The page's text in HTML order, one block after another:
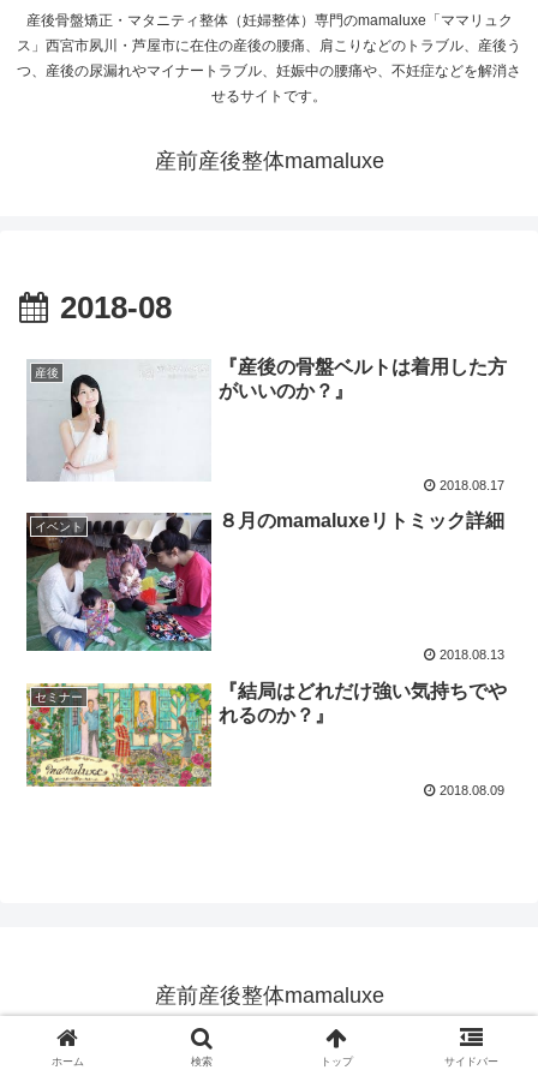
産後骨盤矯正・マタニティ整体（妊婦整体）専門のmamaluxe「ママリュク
ス」西宮市夙川・芦屋市に在住の産後の腰痛、肩こりなどのトラブル、産後う
つ、産後の尿漏れやマイナートラブル、妊娠中の腰痛や、不妊症などを解消さ
せるサイトです。
産前産後整体mamaluxe
2018-08
産後
『産後の骨盤ベルトは着用した方
がいいのか？』
2018.08.17
イベント ８月のmamaluxeリトミック詳細
2018.08.13
セミナー
『結局はどれだけ強い気持ちでや
れるのか？』
2018.08.09
産前産後整体mamaluxe
© 2015 産前産後整体mamaluxe.
ホーム 検索 トップ サイドバー